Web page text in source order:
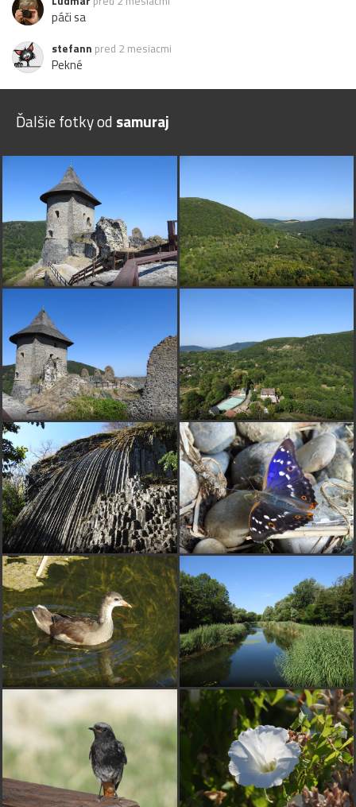
páči sa
stefann pred 2 mesiacmi
Pekné
Ďalšie fotky od samuraj